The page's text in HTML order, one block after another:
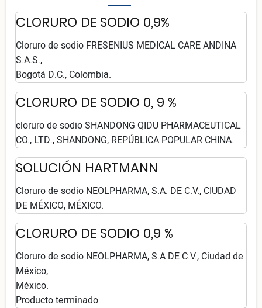
CLORURO DE SODIO 0,9%
Cloruro de sodio FRESENIUS MEDICAL CARE ANDINA
S.A.S.,
Bogotá D.C., Colombia.
CLORURO DE SODIO 0, 9 %
cloruro de sodio SHANDONG QIDU PHARMACEUTICAL
CO., LTD., SHANDONG, REPÚBLICA POPULAR CHINA.
SOLUCIÓN HARTMANN
Cloruro de sodio NEOLPHARMA, S.A. DE C.V., CIUDAD
DE MÉXICO, MÉXICO.
CLORURO DE SODIO 0,9 %
Cloruro de sodio NEOLPHARMA, S.A DE C.V., Ciudad de
México,
México.
Producto terminado